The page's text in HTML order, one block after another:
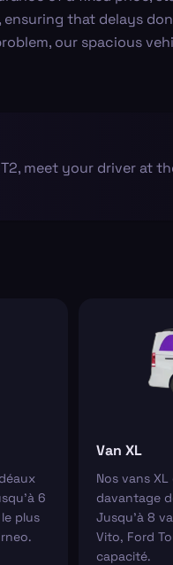
that delays
our spacious
meet your driver at
6
plus
Van XL
Nos vans
davantage
Jusqu'à 8
Vito, Ford
capacité.